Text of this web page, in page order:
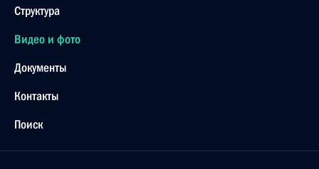
Структура
Видео и фото
Документы
Контакты
Поиск